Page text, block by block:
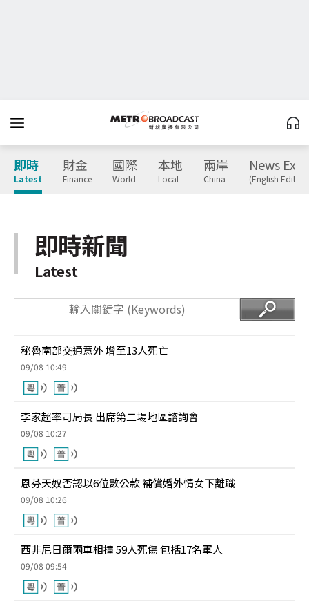
即時
Latest
財金
Finance
國際
World
本地
Local
兩岸
China
News
(English
即時新聞
Latest
秘魯南部交通意外 增至13人死亡
09/08 10:49
李家超率司局長 出席第二場地區諮詢會
09/08 10:27
恩芬天奴否認以6位數公款 補償婚外情女下離職
09/08 10:26
西非尼日爾兩車相撞 59人死傷 包括17名軍人
09/08 09:54